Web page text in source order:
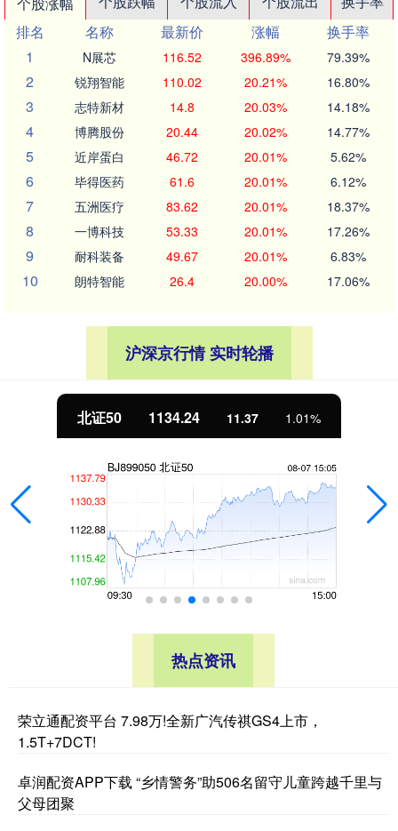
排名
名称 最新价 涨幅
换手率
1
N展芯 116.52 396.89% 79.39%
2 锐翔智能 110.02 20.21% 16.80%
3 志特新材 14.8 20.03% 14.18%
4 博腾股份 20.44 20.02% 14.77%
5 近岸蛋白 46.72 20.01% 5.62%
6 毕得医药 61.6 20.01% 6.12%
7 五洲医疗 83.62 20.01% 18.37%
8 一博科技 53.33 20.01% 17.26%
9 耐科装备 49.67 20.01% 6.83%
10 朗特智能 26.4 20.00% 17.06%
沪深京行情 实时轮播
北证50 1134.24 11.37 1.01%
热点资讯
荣立通配资平台 7.98万!全新广汽传祺GS4上市，
1.5T+7DCT!
卓润配资APP下载 “乡情警务”助506名留守儿童跨越千里与
父母团聚